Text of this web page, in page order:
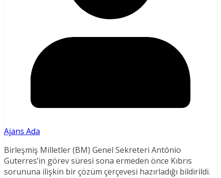
Ajans Ada
Birleşmiş Milletler (BM) Genel Sekreteri António
Guterres’in görev süresi sona ermeden önce Kıbrıs
sorununa ilişkin bir çözüm çerçevesi hazırladığı bildirildi.